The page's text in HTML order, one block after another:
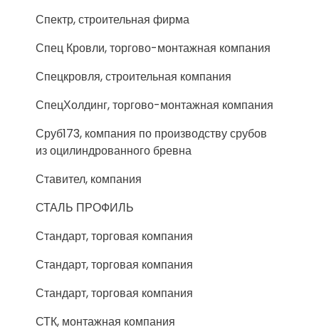
Спектр, строительная фирма
Спец Кровли, торгово-монтажная компания
Спецкровля, строительная компания
СпецХолдинг, торгово-монтажная компания
Сруб173, компания по производству срубов
из оцилиндрованного бревна
Ставител, компания
СТАЛЬ ПРОФИЛЬ
Стандарт, торговая компания
Стандарт, торговая компания
Стандарт, торговая компания
СТК, монтажная компания